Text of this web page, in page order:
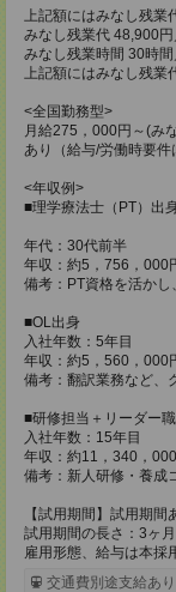
上記額にはみなし残
みなし残業代 48,900円
みなし残業時間 30時間
上記額にはみなし残業
<全国勤務型>
月給275，000円～(み
あり（給与/労働時要件
<年収例>
■理学療法士（PT）出
年代：30代前半
年収：約5，756，000
備考：PT資格を活か
■OL出身
入社年数：5年目
年収：約5，560，000
備考：翻訳業務など、
■研修担当＋リーダー職
入社年数：15年目
年収：約11，340，
備考：新人研修・養成
【試用期間】試用期間
試用期間の長さ：3ヶ月
雇用形態、給与は本採
交通費別途支給あり